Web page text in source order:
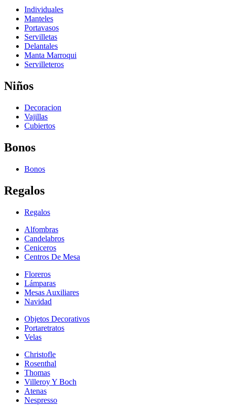
Individuales
Manteles
Portavasos
Servilletas
Delantales
Manta Marroqui
Servilleteros
Niños
Decoracion
Vajillas
Cubiertos
Bonos
Bonos
Regalos
Regalos
Alfombras
Candelabros
Ceniceros
Centros De Mesa
Floreros
Lámparas
Mesas Auxiliares
Navidad
Objetos Decorativos
Portaretratos
Velas
Christofle
Rosenthal
Thomas
Villeroy Y Boch
Atenas
Nespresso